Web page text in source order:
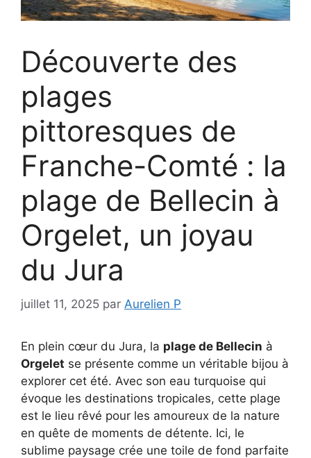
Découverte des
plages
pittoresques de
Franche-Comté : la
plage de Bellecin à
Orgelet, un joyau
du Jura
juillet 11, 2025 par Aurelien P
En plein cœur du Jura, la plage de Bellecin à
Orgelet se présente comme un véritable bijou à
explorer cet été. Avec son eau turquoise qui
évoque les destinations tropicales, cette plage
est le lieu rêvé pour les amoureux de la nature
en quête de moments de détente. Ici, le
sublime paysage crée une toile de fond parfaite